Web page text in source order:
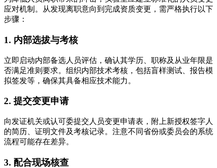
应对机制。从发现离职意向到完成资质变更，需严格执行以下
步骤：
1. 内部选拔与考核
立即启动内部备选人员评估，确认其学历、职称及从业年限是
否满足准则要求。组织内部技术考核，包括盲样测试、报告模
拟签发等，确保其具备相应技术能力。
2. 提交变更申请
向发证机关或认可委提交人员变更申请表，附上新授权签字人
的简历、证明文件及考核记录。注意不同省份或委员会的系统
流程可能存在差异。
3. 配合现场核查